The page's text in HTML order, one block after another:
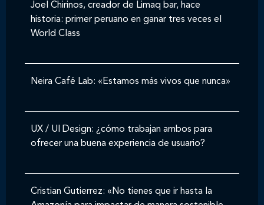
Joel Chirinos, creador de Limaq bar, hace
historia: primer peruano en ganar tres veces el
World Class
Neira Café Lab: «Estamos más vivos que nunca»
UX / UI Design: ¿cómo trabajan ambos para
ofrecer una buena experiencia de usuario?
Cristian Gutierrez: «No tienes que ir hasta la